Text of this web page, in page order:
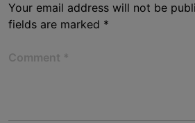
Your email address will not be
fields are marked *
Comment *